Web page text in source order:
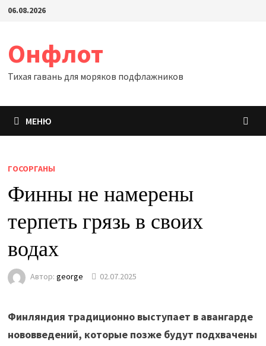
Перейти
06.08.2026
Онфлот
Тихая гавань для моряков подфлажников
МЕНЮ
ГОСОРГАНЫ
Финны не намерены
терпеть грязь в своих
водах
Автор: george 02.07.2025
Финляндия традиционно выступает в авангарде
нововведений, которые позже будут подхвачены